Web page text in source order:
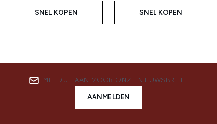
SNEL KOPEN SNEL KOPEN
MELD JE AAN VOOR ONZE NIEUWSBRIEF
AANMELDEN